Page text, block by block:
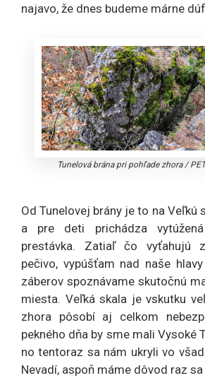
najavo, že dnes budeme márne
Tunelová brána pri pohľade zhora/
Od Tunelovej brány je to na Veľkú
a pre deti prichádza vytúžená
prestávka. Zatiaľ čo vyťahujú
pečivo, vypúšťam nad naše
záberov spoznávame skutočnú
miesta. Veľká skala je vskutku
zhora pôsobí aj celkom
pekného dňa by sme mali Vysoké
no tentoraz sa nám ukryli vo
Nevadí, aspoň máme dôvod raz